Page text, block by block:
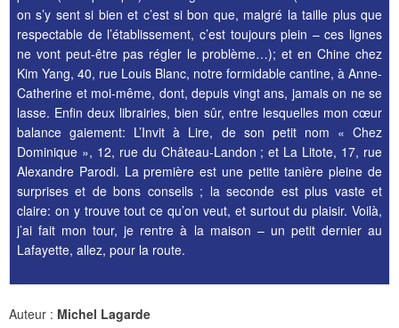
on s’y sent si bien et c’est si bon que, malgré la taille plus que
respectable de l’établissement, c’est toujours plein – ces lignes
ne vont peut-être pas régler le problème…); et en Chine chez
Kim Yang, 40, rue Louis Blanc, notre formidable cantine, à Anne-
Catherine et moi-même, dont, depuis vingt ans, jamais on ne se
lasse. Enfin deux librairies, bien sûr, entre lesquelles mon cœur
balance gaiement: L’Invit à Lire, de son petit nom « Chez
Dominique », 12, rue du Château-Landon ; et La Litote, 17, rue
Alexandre Parodi. La première est une petite tanière pleine de
surprises et de bons conseils ; la seconde est plus vaste et
claire: on y trouve tout ce qu’on veut, et surtout du plaisir. Voilà,
j’ai fait mon tour, je rentre à la maison – un petit dernier au
Lafayette, allez, pour la route.
Auteur : Michel Lagarde